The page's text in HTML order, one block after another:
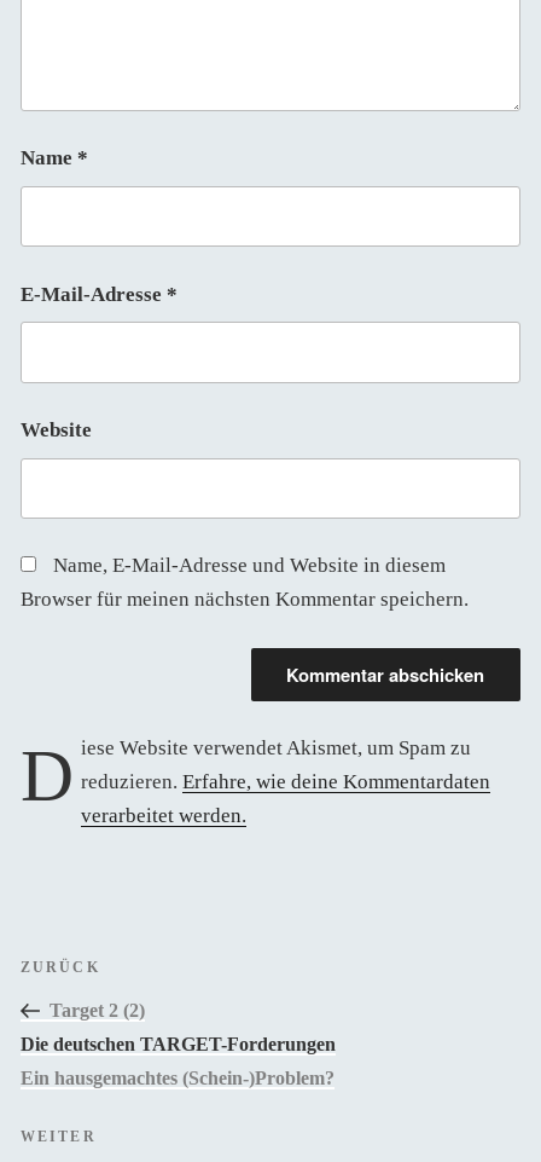
Name *
E-Mail-Adresse *
Website
Name, E-Mail-Adresse und Website in diesem
Browser für meinen nächsten Kommentar speichern.
Diese Website verwendet Akismet, um Spam zu reduzieren.Erfahre, wie deine Kommentardaten
verarbeitet werden.
Beitragsnavigation
Vorheriger
Beitrag
ZURÜCK
Target 2 (2)
Die deutschen TARGET-Forderungen
Ein hausgemachtes (Schein-)Problem?
Nächster
WEITER